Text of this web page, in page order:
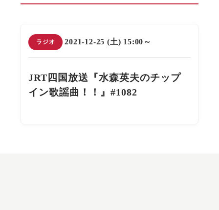
ラジオ 2021-12-25 (土) 15:00～
JRT四国放送『水森英夫のチップ
イン歌謡曲！！』#1082